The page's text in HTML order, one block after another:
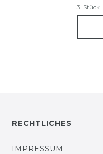
3 Stück
RECHTLICHES
IMPRESSUM